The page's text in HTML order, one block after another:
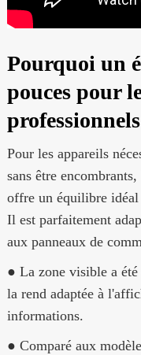
Pourquoi un
pouces pour
Pour les appareils
sans être
offre un équilibre
Il est parfaitement
aux panneaux de
● La zone visible a
la rend adaptée à
informations.
● Comparé aux